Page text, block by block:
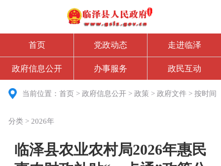
首页 党政动态 走进临泽
政府信息公开 办事服务 政民互动
当前位置：首页 >政府信息公开 >政策 >政府文件 >按时间
分类 > 2026年
临泽县农业农村局2026年惠民